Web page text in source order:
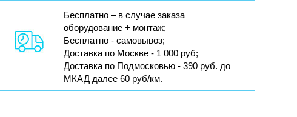
Бесплатно – в случае заказа
оборудование + монтаж;
Бесплатно - самовывоз;
Доставка по Москве - 1 000 руб;
Доставка по Подмосковью - 390 руб. до
МКАД далее 60 руб/км.